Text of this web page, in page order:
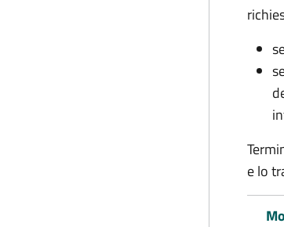
e lo